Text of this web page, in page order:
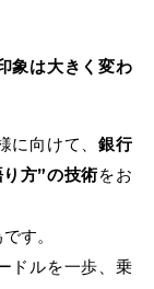
象は大きく変わ
向けて、 銀行
方”の技術をお
す。
ドルを一歩、乗